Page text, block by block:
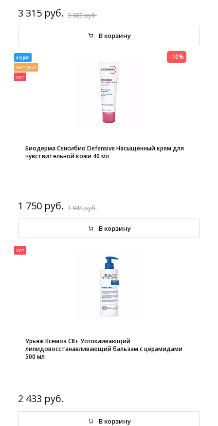
3 315 руб. 3 683 руб.
В корзину
акция
выгодно
хит
Биодерма Сенсибио Defensive Насыщенный крем для
чувствительной кожи 40 мл
1 750 руб. 1 944 руб.
-10%
В корзину
хит
Урьяж Ксемоз С8+ Успокаивающий
липидовосстанавливающий бальзам с церамидами
500 мл
2 433 руб.
В корзину